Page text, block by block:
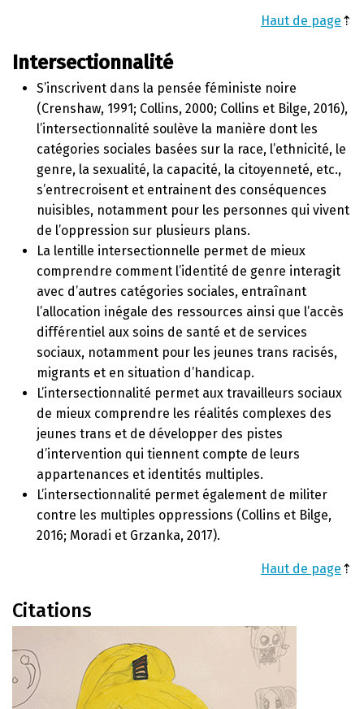
Haut de page ⇡
Intersectionnalité
S’inscrivent dans la pensée féministe noire
(Crenshaw, 1991; Collins, 2000; Collins et Bilge, 2016),
l’intersectionnalité soulève la manière dont les
catégories sociales basées sur la race, l’ethnicité, le
genre, la sexualité, la capacité, la citoyenneté, etc.,
s’entrecroisent et entrainent des conséquences
nuisibles, notamment pour les personnes qui vivent
de l’oppression sur plusieurs plans.
La lentille intersectionnelle permet de mieux
comprendre comment l’identité de genre interagit
avec d’autres catégories sociales, entraînant
l’allocation inégale des ressources ainsi que l’accès
différentiel aux soins de santé et de services
sociaux, notamment pour les jeunes trans racisés,
migrants et en situation d’handicap.
L’intersectionnalité permet aux travailleurs sociaux
de mieux comprendre les réalités complexes des
jeunes trans et de développer des pistes
d’intervention qui tiennent compte de leurs
appartenances et identités multiples.
L’intersectionnalité permet également de militer
contre les multiples oppressions (Collins et Bilge,
2016; Moradi et Grzanka, 2017).
Haut de page ⇡
Citations